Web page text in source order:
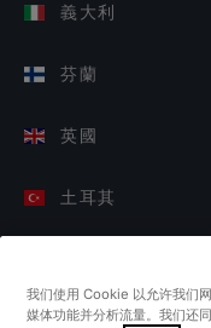
義大利
芬蘭
英國
土耳其
新加坡
我们使用 Cookie 以允许我们
媒体功能并分析流量。我们还